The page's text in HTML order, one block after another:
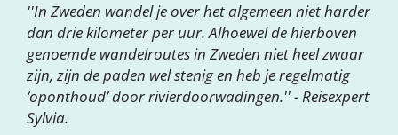
''In Zweden wandel je over het algemeen niet harder
dan drie kilometer per uur. Alhoewel de hierboven
genoemde wandelroutes in Zweden niet heel zwaar
zijn, zijn de paden wel stenig en heb je regelmatig
‘oponthoud’ door rivierdoorwadingen.'' - Reisexpert
Sylvia.